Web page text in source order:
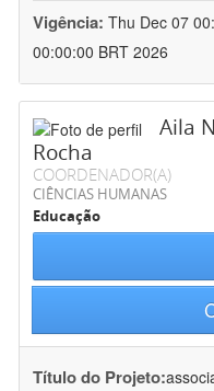
Vigência: Thu Dec 07
00:00:00 BRT 2026
Aila
Rocha
COORDENADOR(A)
CIÊNCIAS HUMANAS
Educação
Título do Projeto: